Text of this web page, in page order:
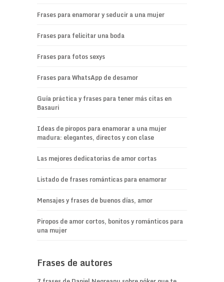
Frases para enamorar y seducir a una mujer
Frases para felicitar una boda
Frases para fotos sexys
Frases para WhatsApp de desamor
Guía práctica y frases para tener más citas en
Basauri
Ideas de piropos para enamorar a una mujer
madura: elegantes, directos y con clase
Las mejores dedicatorias de amor cortas
Listado de frases románticas para enamorar
Mensajes y frases de buenos días, amor
Piropos de amor cortos, bonitos y románticos para
una mujer
Frases de autores